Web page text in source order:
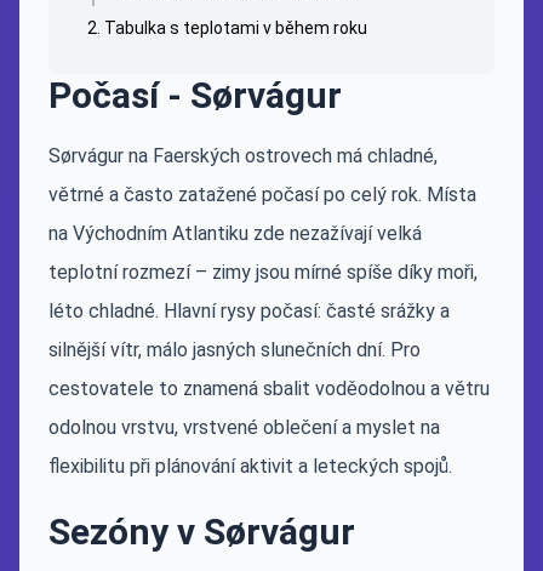
Tabulka s teplotami v během roku
Počasí - Sørvágur
Sørvágur na Faerských ostrovech má chladné,
větrné a často zatažené počasí po celý rok. Místa
na Východním Atlantiku zde nezažívají velká
teplotní rozmezí – zimy jsou mírné spíše díky moři,
léto chladné. Hlavní rysy počasí: časté srážky a
silnější vítr, málo jasných slunečních dní. Pro
cestovatele to znamená sbalit voděodolnou a větru
odolnou vrstvu, vrstvené oblečení a myslet na
flexibilitu při plánování aktivit a leteckých spojů.
Sezóny v Sørvágur